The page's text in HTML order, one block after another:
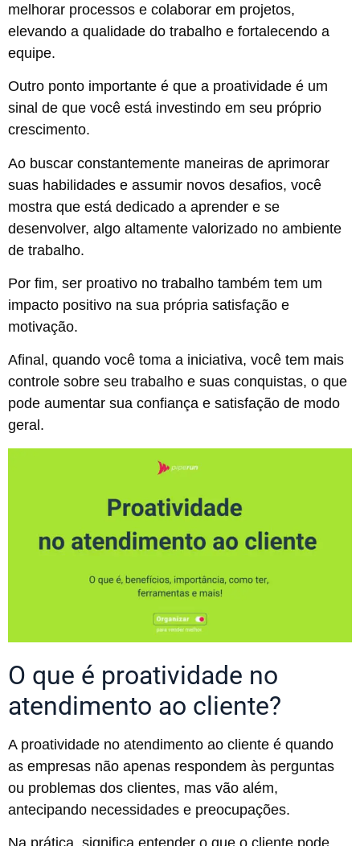
melhorar processos e colaborar em projetos,
elevando a qualidade do trabalho e fortalecendo a
equipe.
Outro ponto importante é que a proatividade é um
sinal de que você está investindo em seu próprio
crescimento.
Ao buscar constantemente maneiras de aprimorar
suas habilidades e assumir novos desafios, você
mostra que está dedicado a aprender e se
desenvolver, algo altamente valorizado no ambiente
de trabalho.
Por fim, ser proativo no trabalho também tem um
impacto positivo na sua própria satisfação e
motivação.
Afinal, quando você toma a iniciativa, você tem mais
controle sobre seu trabalho e suas conquistas, o que
pode aumentar sua confiança e satisfação de modo
geral.
O que é proatividade no
atendimento ao cliente?
A proatividade no atendimento ao cliente é quando
as empresas não apenas respondem às perguntas
ou problemas dos clientes, mas vão além,
antecipando necessidades e preocupações.